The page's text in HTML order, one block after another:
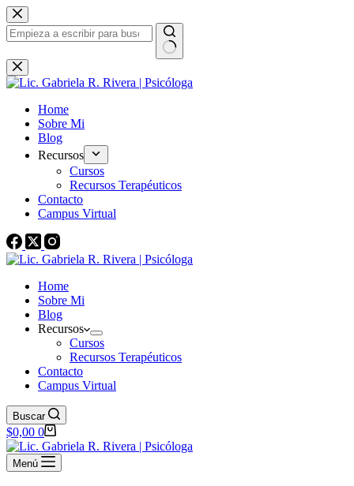
Saltar
al
contenido
Sin
resultados
Home
Sobre Mi
Blog
Recursos
Cursos
Recursos Terapéuticos
Contacto
Campus Virtual
Home
Sobre Mi
Blog
Recursos
Cursos
Recursos Terapéuticos
Contacto
Campus Virtual
Buscar
Carro
de
compra
$0,00 0
Menú